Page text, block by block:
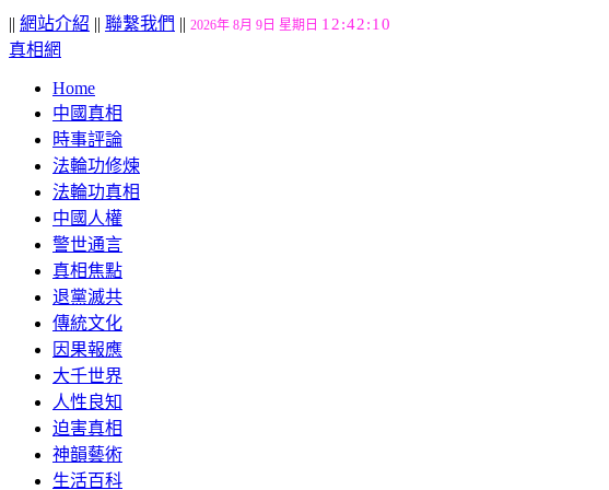
|| 網站介紹 || 聯繫我們 || 2026年 8月 9日 星期日 12:42:11
真相網
Home
中國真相
時事評論
法輪功修煉
法輪功真相
中國人權
警世通言
真相焦點
退黨滅共
傳統文化
因果報應
大千世界
人性良知
迫害真相
神韻藝術
生活百科